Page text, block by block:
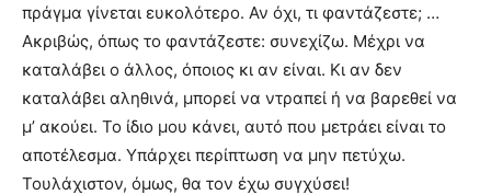
πράγμα γίνεται ευκολότερο. Αν όχι, τι φαντάζεστε; …
Ακριβώς, όπως το φαντάζεστε: συνεχίζω. Μέχρι να
καταλάβει ο άλλος, όποιος κι αν είναι. Κι αν δεν
καταλάβει αληθινά, μπορεί να ντραπεί ή να βαρεθεί να
μ’ ακούει. Το ίδιο μου κάνει, αυτό που μετράει είναι το
αποτέλεσμα. Υπάρχει περίπτωση να μην πετύχω.
Τουλάχιστον, όμως, θα τον έχω συγχύσει!